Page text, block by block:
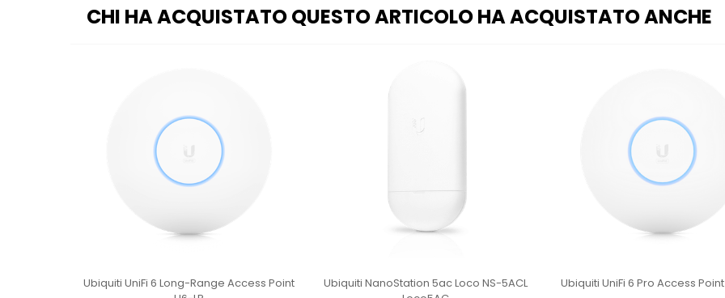
CHI HA ACQUISTATO QUESTO ARTICOLO HA ACQUISTATO ANCHE
Ubiquiti UniFi 6 Long-Range Access Point
Ubiquiti NanoStation 5ac Loco NS-5ACL
Ubiquiti UniFi 6 Pro Access